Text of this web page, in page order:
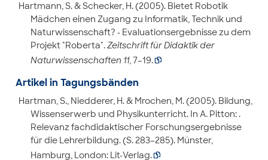
Hartmann, S. & Schecker, H. (2005). Bietet Robotik
Mädchen einen Zugang zu Informatik, Technik und
Naturwissenschaft? - Evaluationsergebnisse zu dem
Projekt "Roberta".Zeitschrift für Didaktik der
Naturwissenschaften 11, 7–19.
Artikel in Tagungsbänden
Hartman, S., Niedderer, H. & Mrochen, M. (2005). Bildung,
Wissenserwerb und Physikunterricht. In A. Pitton: .
Relevanz fachdidaktischer Forschungsergebnisse
für die Lehrerbildung. (S. 283–285). Münster,
Hamburg, London: Lit-Verlag.